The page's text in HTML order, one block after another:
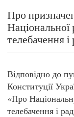
Про
телебачення
Відповідно до
Конституції
«Про
телебачення і